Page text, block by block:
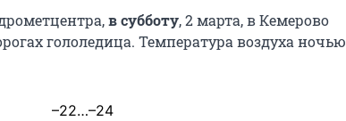
в субботу, 2 марта, в Кемерово
гололедица. Температура воздуха ночью
–22…–24